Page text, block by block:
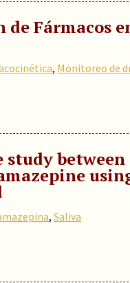
Fármacos
, Monitoreo de
study
, Saliva